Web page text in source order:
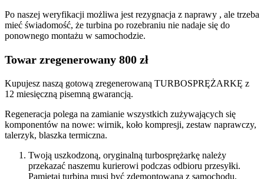
Po naszej weryfikacji możliwa jest rezygnacja z naprawy , ale trzeba
mieć świadomość, że turbina po rozebraniu nie nadaje się do
ponownego montażu w samochodzie.
Towar zregenerowany 800 zł
Kupujesz naszą gotową zregenerowaną TURBOSPRĘŻARKĘ z
12 miesięczną pisemną gwarancją.
Regeneracja polega na zamianie wszystkich zużywających się
komponentów na nowe: wirnik, koło kompresji, zestaw naprawczy,
talerzyk, blaszka termiczna.
Twoją uszkodzoną, oryginalną turbosprężarkę należy
przekazać naszemu kurierowi podczas odbioru przesyłki.
Pamiętaj turbina musi być zdemontowana z samochodu,